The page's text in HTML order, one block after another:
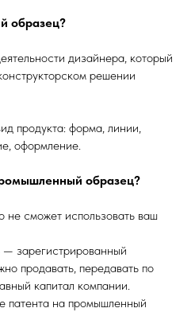
образец?
дизайнера, который
решении
продукта: форма, линии,
оформление.
образец?
не сможет использовать ваш
зарегистрированный
продавать, передавать по
капитал компании.
на промышленный